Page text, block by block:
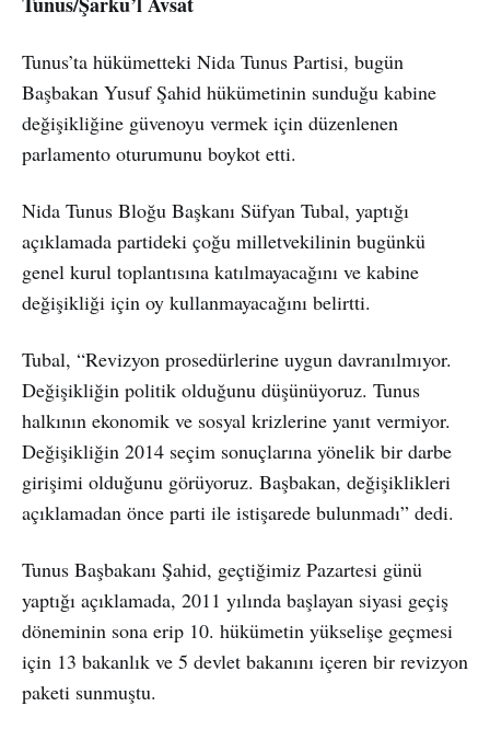
Tunus’ta hükümetteki Nida Tunus Partisi, bugün
Başbakan Yusuf Şahid hükümetinin sunduğu kabine
değişikliğine güvenoyu vermek için düzenlenen
parlamento oturumunu boykot etti.
Nida Tunus Bloğu Başkanı Süfyan Tubal, yaptığı
açıklamada partideki çoğu milletvekilinin bugünkü
genel kurul toplantısına katılmayacağını ve kabine
değişikliği için oy kullanmayacağını belirtti.
Tubal, “Revizyon prosedürlerine uygun davranılmıyor.
Değişikliğin politik olduğunu düşünüyoruz. Tunus
halkının ekonomik ve sosyal krizlerine yanıt vermiyor.
Değişikliğin 2014 seçim sonuçlarına yönelik bir darbe
girişimi olduğunu görüyoruz. Başbakan, değişiklikleri
açıklamadan önce parti ile istişarede bulunmadı” dedi.
Tunus Başbakanı Şahid, geçtiğimiz Pazartesi günü
yaptığı açıklamada, 2011 yılında başlayan siyasi geçiş
döneminin sona erip 10. hükümetin yükselişe geçmesi
için 13 bakanlık ve 5 devlet bakanını içeren bir revizyon
paketi sunmuştu.